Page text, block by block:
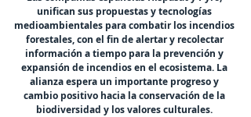
unifican sus propuestas y tecnologías
medioambientales para combatir los incendios
forestales, con el fin de alertar y recolectar
información a tiempo para la prevención y
expansión de incendios en el ecosistema. La
alianza espera un importante progreso y
cambio positivo hacia la conservación de la
biodiversidad y los valores culturales.